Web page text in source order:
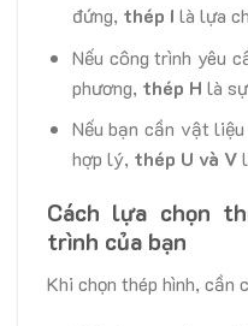
đứng, thép I là lựa
Nếu công trình yêu
phương, thép H là
Nếu bạn cần vật
hợp lý, thép U và V
Cách lựa chọn
trình của bạn
Khi chọn thép hình, cần